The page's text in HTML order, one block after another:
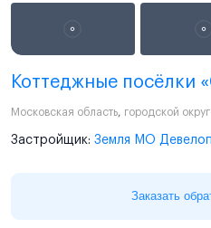
Коттеджные посёлки
Московская область, городской
Застройщик: Земля МО
Заказать